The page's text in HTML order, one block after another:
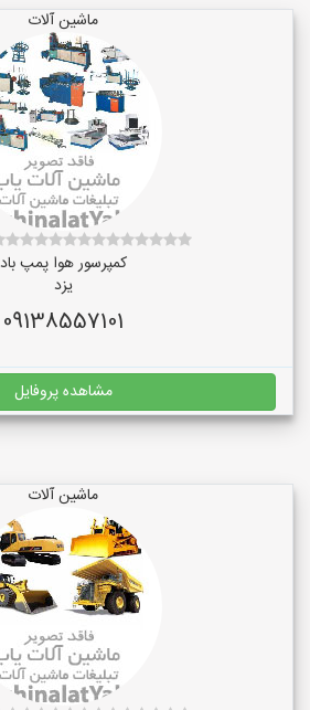
ماشین آلات
کمپرسور هوا پمپ باد
یزد
09138557101
مشاهده پروفایل
ماشین آلات